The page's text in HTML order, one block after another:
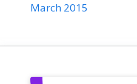
March 2015